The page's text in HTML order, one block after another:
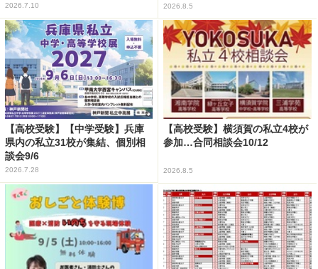
2026.7.10 2026.8.5
【高校受験】【中学受験】兵庫
県内の私立31校が集結、個別相
談会9/6
2026.7.28
【高校受験】横須賀の私立4校が
参加…合同相談会10/12
2026.8.5